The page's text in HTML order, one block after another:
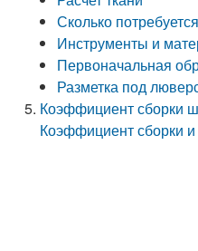
Сколько
Инструменты и
Первоначальная
Разметка под
Коэффициент сборки
Коэффициент сборки и